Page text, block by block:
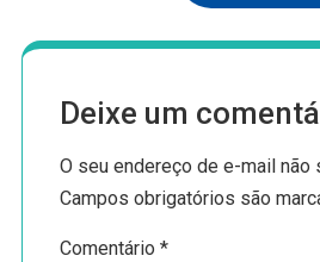
Deixe um
O seu endereço de e-mail não
Campos obrigatórios são
Comentário*